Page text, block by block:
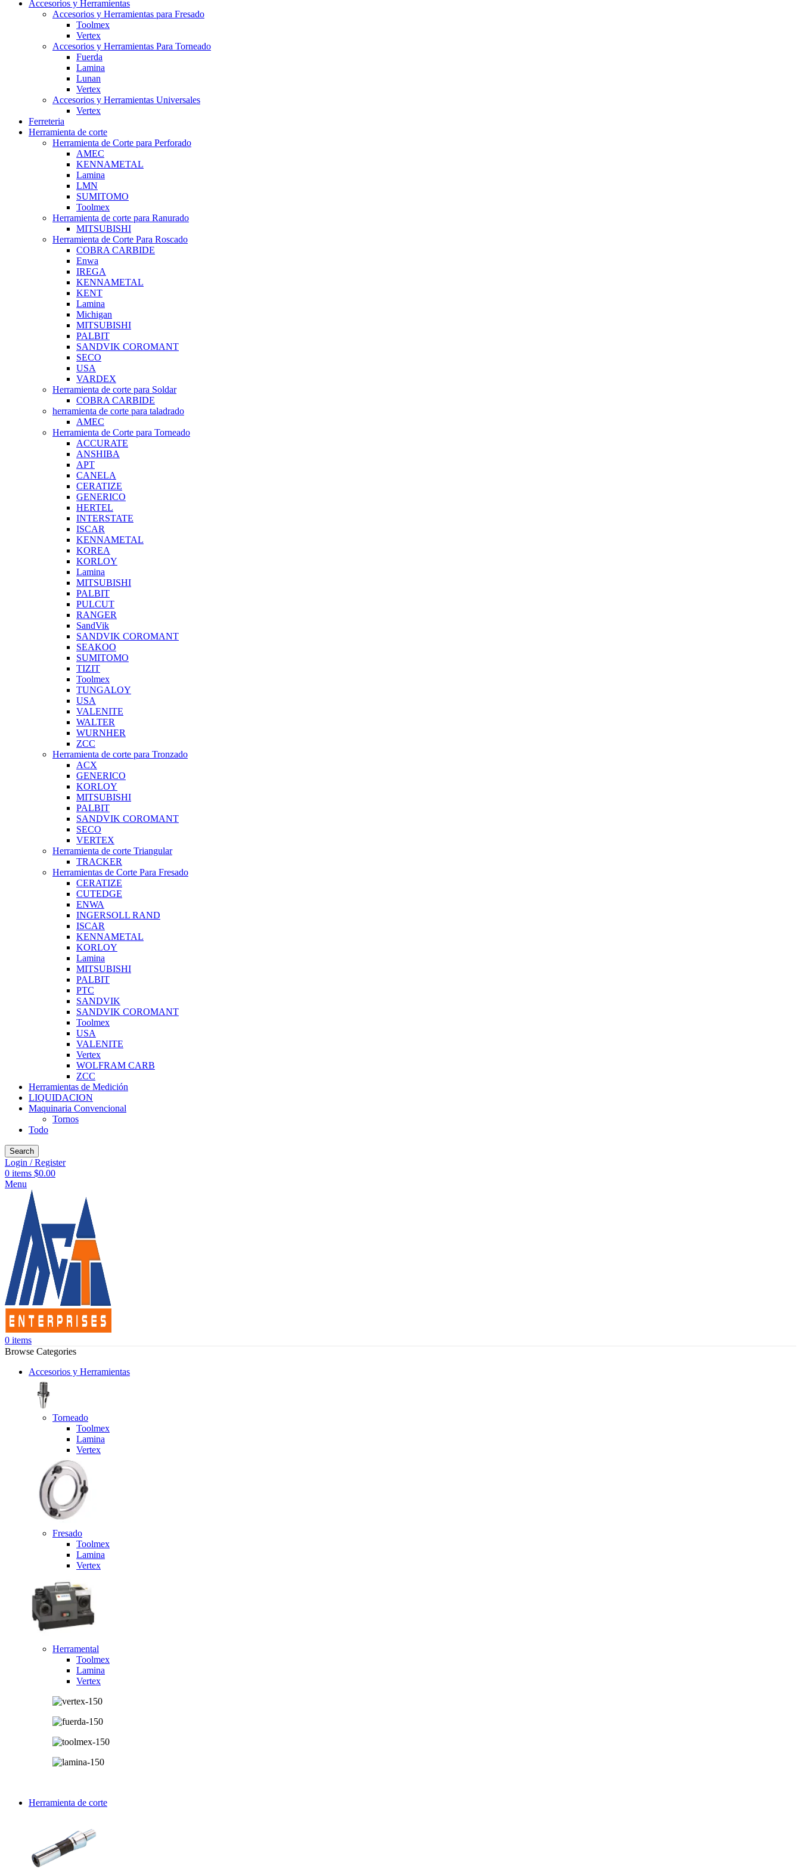
Accesorios y Herramientas
Accesorios y Herramientas para Fresado
Toolmex
Vertex
Accesorios y Herramientas Para Torneado
Fuerda
Lamina
Lunan
Vertex
Accesorios y Herramientas Universales
Vertex
Ferreteria
Herramienta de corte
Herramienta de Corte para Perforado
AMEC
KENNAMETAL
Lamina
LMN
SUMITOMO
Toolmex
Herramienta de corte para Ranurado
MITSUBISHI
Herramienta de Corte Para Roscado
COBRA CARBIDE
Enwa
IREGA
KENNAMETAL
KENT
Lamina
Michigan
MITSUBISHI
PALBIT
SANDVIK COROMANT
SECO
USA
VARDEX
Herramienta de corte para Soldar
COBRA CARBIDE
herramienta de corte para taladrado
AMEC
Herramienta de Corte para Torneado
ACCURATE
ANSHIBA
APT
CANELA
CERATIZE
GENERICO
HERTEL
INTERSTATE
ISCAR
KENNAMETAL
KOREA
KORLOY
Lamina
MITSUBISHI
PALBIT
PULCUT
RANGER
SandVik
SANDVIK COROMANT
SEAKOO
SUMITOMO
TIZIT
Toolmex
TUNGALOY
USA
VALENITE
WALTER
WURNHER
ZCC
Herramienta de corte para Tronzado
ACX
GENERICO
KORLOY
MITSUBISHI
PALBIT
SANDVIK COROMANT
SECO
VERTEX
Herramienta de corte Triangular
TRACKER
Herramientas de Corte Para Fresado
CERATIZE
CUTEDGE
ENWA
INGERSOLL RAND
ISCAR
KENNAMETAL
KORLOY
Lamina
MITSUBISHI
PALBIT
PTC
SANDVIK
SANDVIK COROMANT
Toolmex
USA
VALENITE
Vertex
WOLFRAM CARB
ZCC
Herramientas de Medición
LIQUIDACION
Maquinaria Convencional
Tornos
Todo
Search
Login / Register
0 items $0.00
Menu
0 items
Browse Categories
Accesorios y Herramientas
Torneado
Toolmex
Lamina
Vertex
Fresado
Toolmex
Lamina
Vertex
Herramental
Toolmex
Lamina
Vertex
Herramienta de corte